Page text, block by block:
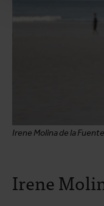
Irene Molina de la Fuente
Irene